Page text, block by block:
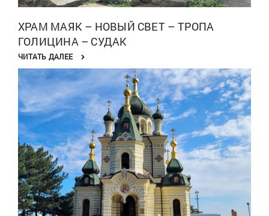
ХРАМ МАЯК – НОВЫЙ СВЕТ – ТРОПА
ГОЛИЦИНА – СУДАК
ЧИТАТЬ ДАЛЕЕ